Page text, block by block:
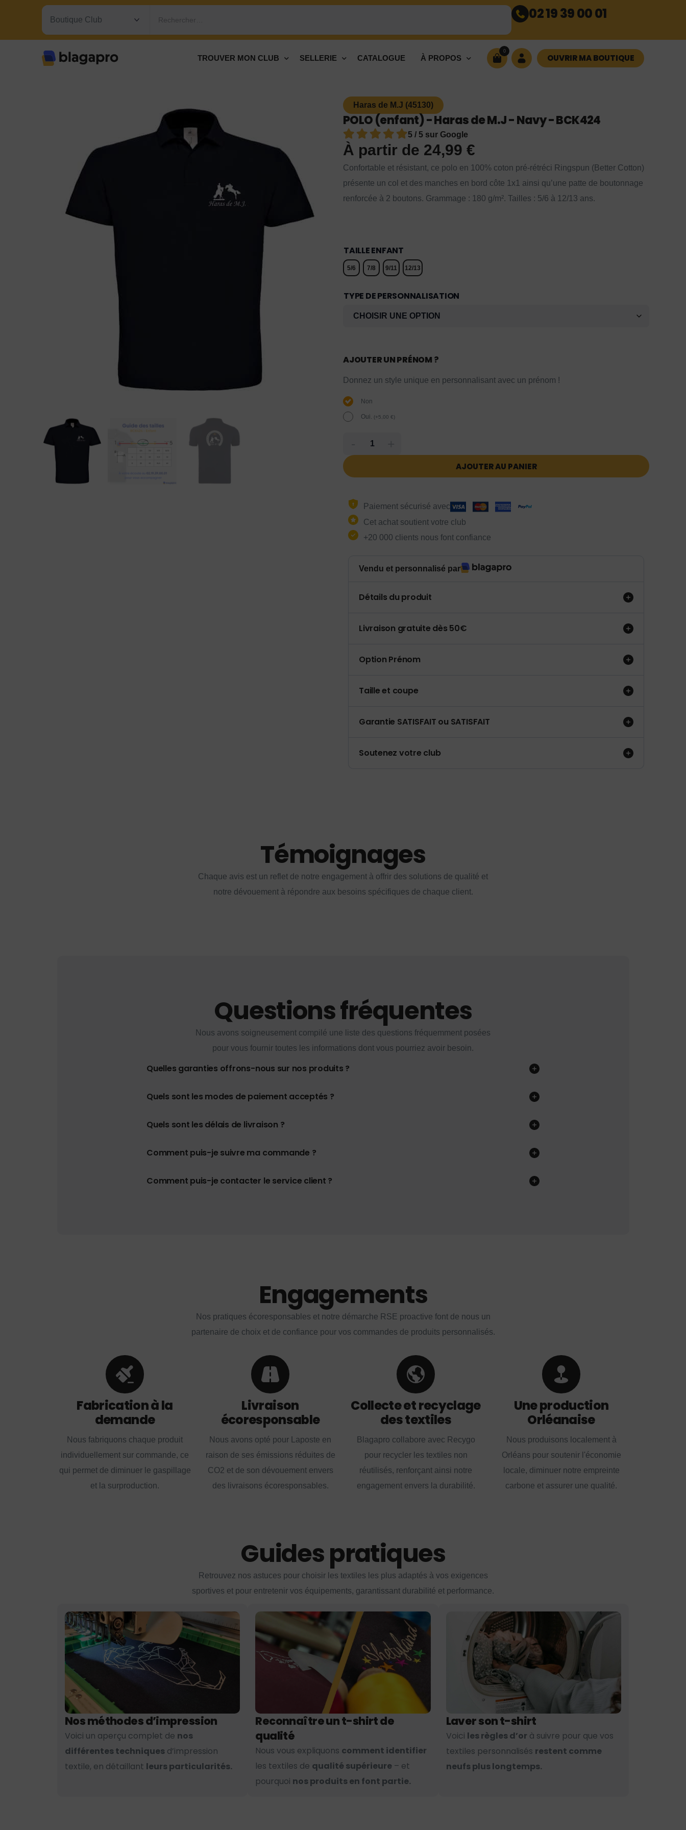
Rechercher… 02 19 39 00 01
TROUVER MON CLUB SELLERIE CATALOGUE À PROPOS
0
OUVRIR MA BOUTIQUE
Haras de M.J (45130)
POLO (enfant) - Haras de M.J - Navy - BCK424
5 / 5 sur Google
À partir de 24,99 €
Confortable et résistant, ce polo en 100% coton pré-rétréci Ringspun (Better Cotton)
présente un col et des manches en bord côte 1x1 ainsi qu’une patte de boutonnage
renforcée à 2 boutons. Grammage : 180 g/m². Tailles : 5/6 à 12/13 ans.
TAILLE ENFANT
5/6 7/8 9/11 12/13
TYPE DE PERSONNALISATION
AJOUTER UN PRÉNOM ?
Donnez un style unique en personnalisant avec un prénom !
Non
Oui. (+5,00 €)
AJOUTER AU PANIER
Paiement sécurisé avec
Cet achat soutient votre club
+20 000 clients nous font confiance
Vendu et personnalisé par
Détails du produit
Livraison gratuite dès 50€
Option Prénom
Taille et coupe
Garantie SATISFAIT ou SATISFAIT
Soutenez votre club
Témoignages
Chaque avis est un reflet de notre engagement à offrir des solutions de qualité et
notre dévouement à répondre aux besoins spécifiques de chaque client.
Questions fréquentes
Nous avons soigneusement compilé une liste des questions fréquemment posées
pour vous fournir toutes les informations dont vous pourriez avoir besoin.
Quelles garanties offrons-nous sur nos produits ?
Quels sont les modes de paiement acceptés ?
Quels sont les délais de livraison ?
Comment puis-je suivre ma commande ?
Comment puis-je contacter le service client ?
Engagements
Nos pratiques écoresponsables et notre démarche RSE proactive font de nous un
partenaire de choix et de confiance pour vos commandes de produits personnalisés.
Fabrication à la
demande
Nous fabriquons chaque produit
individuellement sur commande, ce
qui permet de diminuer le gaspillage
et la surproduction.
Livraison
écoresponsable
Nous avons opté pour Laposte en
raison de ses émissions réduites de
CO2 et de son dévouement envers
des livraisons écoresponsables.
Collecte et recyclage
des textiles
Blagapro collabore avec Recygo
pour recycler les textiles non
réutilisés, renforçant ainsi notre
engagement envers la durabilité.
Une production
Orléanaise
Nous produisons localement à
Orléans pour soutenir l'économie
locale, diminuer notre empreinte
carbone et assurer une qualité.
Guides pratiques
Retrouvez nos astuces pour choisir les textiles les plus adaptés à vos exigences
sportives et pour entretenir vos équipements, garantissant durabilité et performance.
Nos méthodes d’impression
Voici un aperçu complet de nos
différentes techniques d’impression
textile, en détaillant leurs particularités.
Reconnaître un t-shirt de
qualité
Nous vous expliquons comment identifier
les textiles de qualité supérieure – et
pourquoi nos produits en font partie.
Laver son t-shirt
Voici les règles d’or à suivre pour que vos
textiles personnalisés restent comme
neufs plus longtemps.